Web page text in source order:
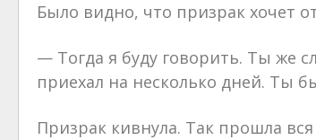
Было видно, что призрак хочет
— Тогда я буду говорить. Ты же
приехал на несколько дней. Ты
Призрак кивнула. Так прошла